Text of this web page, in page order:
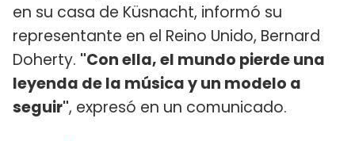
en su casa de Küsnacht, informó su
representante en el Reino Unido, Bernard
Doherty. "Con ella, el mundo pierde una
leyenda de la música y un modelo a
seguir", expresó en un comunicado.